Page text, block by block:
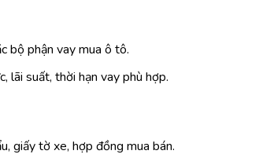
bộ phận vay mua ô tô.
lãi suất, thời hạn vay phù hợp.
giấy tờ xe, hợp đồng mua bán.